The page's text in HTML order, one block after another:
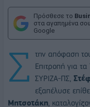
Πρόσθεσε το
στα αγαπημένα
Google
Σ
την απόφαση
Επιτροπή για
ΣΥΡΙΖΑ-ΠΣ,
εξαπέλυσε
Μητσοτάκη,